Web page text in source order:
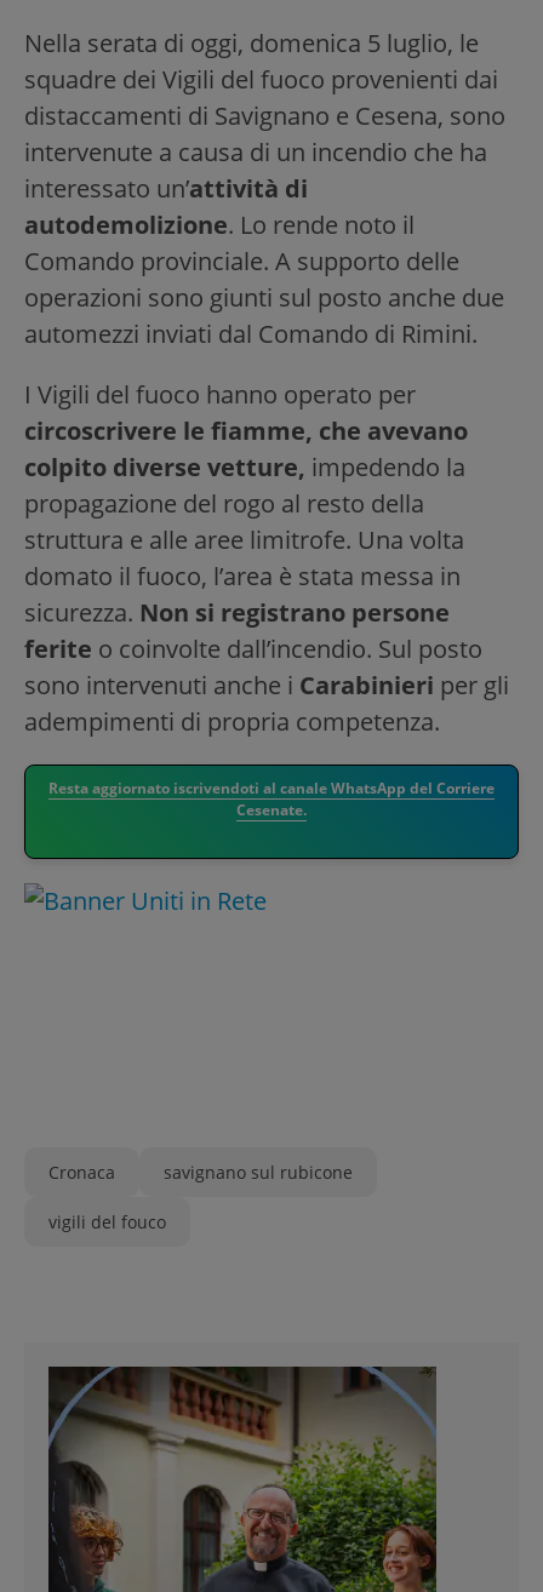
Nella serata di oggi, domenica 5 luglio, le
squadre dei Vigili del fuoco provenienti dai
distaccamenti di Savignano e Cesena, sono
intervenute a causa di un incendio che ha
interessato un’attività di
autodemolizione. Lo rende noto il
Comando provinciale. A supporto delle
operazioni sono giunti sul posto anche due
automezzi inviati dal Comando di Rimini.
I Vigili del fuoco hanno operato per
circoscrivere le fiamme, che avevano
colpito diverse vetture, impedendo la
propagazione del rogo al resto della
struttura e alle aree limitrofe. Una volta
domato il fuoco, l’area è stata messa in
sicurezza. Non si registrano persone
ferite o coinvolte dall’incendio. Sul posto
sono intervenuti anche i Carabinieri per gli
adempimenti di propria competenza.
Resta aggiornato iscrivendoti al canale WhatsApp del Corriere
Cesenate.
Cronaca savignano sul rubicone
vigili del fouco